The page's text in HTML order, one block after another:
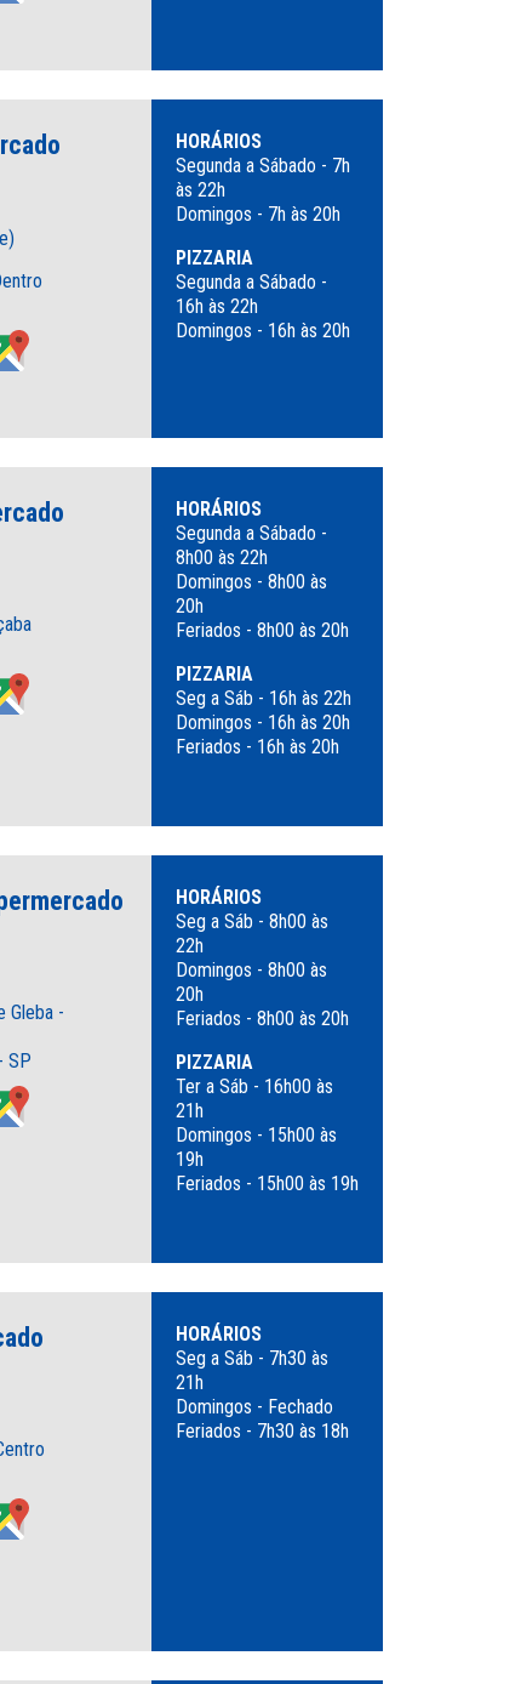
HORÁRIOS
Segunda a Sábado - 7h
às 22h
Domingos - 7h às 20h
PIZZARIA
Segunda a Sábado -
16h às 22h
Domingos - 16h às 20h
HORÁRIOS
Segunda a Sábado -
8h00 às 22h
Domingos - 8h00 às
20h
Feriados - 8h00 às 20h
PIZZARIA
Seg a Sáb - 16h às 22h
Domingos - 16h às 20h
Feriados - 16h às 20h
Gleba -
SP
HORÁRIOS
Seg a Sáb - 8h00 às
22h
Domingos - 8h00 às
20h
Feriados - 8h00 às 20h
PIZZARIA
Ter a Sáb - 16h00 às
21h
Domingos - 15h00 às
19h
Feriados - 15h00 às 19h
HORÁRIOS
Seg a Sáb - 7h30 às
21h
Domingos - Fechado
Feriados - 7h30 às 18h